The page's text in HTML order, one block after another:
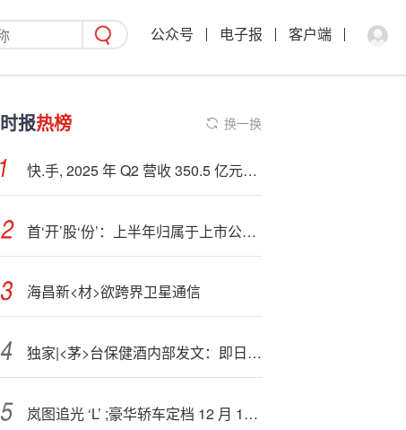
公众号 电子报 客户端
时报热榜 换一换
快.手, 2025 年 Q2 营收 350.5 亿元，调整后净利润、平均日活跃用户均创历史新高
首‘开’股‘份’：上半年归属于上市公司股东的净亏损约18.39亿元
海昌新<材>欲跨界卫星通信
独家|<茅>台保健酒内部发文：即日停产台源酒，系茅台嫡系产品
岚图追光 ‘L’ ;豪华轿车定档 12 月 10 日“压轴上市”